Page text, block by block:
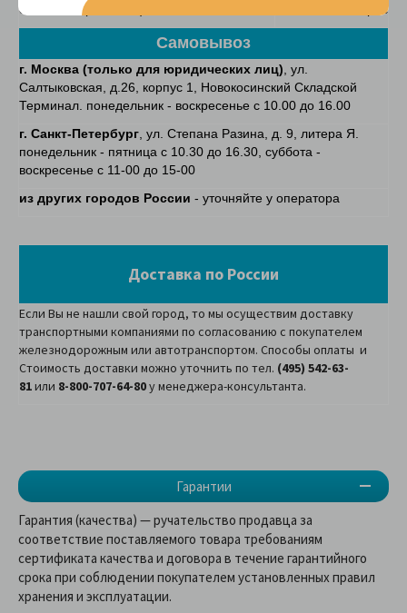
Гарантии
остальных регионов)
матрас
Самовывоз
г. Москва (только для юридических лиц) , ул.
Салтыковская, д.26, корпус 1, Новокосинский Складской
Терминал. понедельник - воскресенье с 10.00 до 16.00
г. Санкт-Петербург , ул. Степана Разина, д. 9, литера Я.
понедельник - пятница с 10.30 до 16.30, суббота -
воскресенье с 11-00 до 15-00
из других городов России - уточняйте у оператора
Доставка по России
Если Вы не нашли свой город, то мы осуществим доставку
транспортными компаниями по согласованию с покупателем
железнодорожным или автотранспортом. Способы оплаты и
Стоимость доставки можно уточнить по тел. (495) 542-63-
81или 8-800-707-64-80у менеджера-консультанта.
Гарантия (качества) — ручательство продавца за
соответствие поставляемого товара требованиям
сертификата качества и договора в течение гарантийного
срока при соблюдении покупателем установленных правил
хранения и эксплуатации.